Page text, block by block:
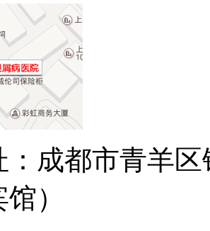
：成都市青羊
）